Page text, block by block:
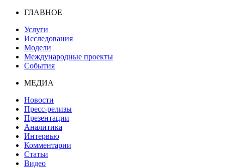
ГЛАВНОЕ
Услуги
Исследования
Модели
Международные проекты
События
МЕДИА
Новости
Пресс-релизы
Презентации
Аналитика
Интервью
Комментарии
Статьи
Видео